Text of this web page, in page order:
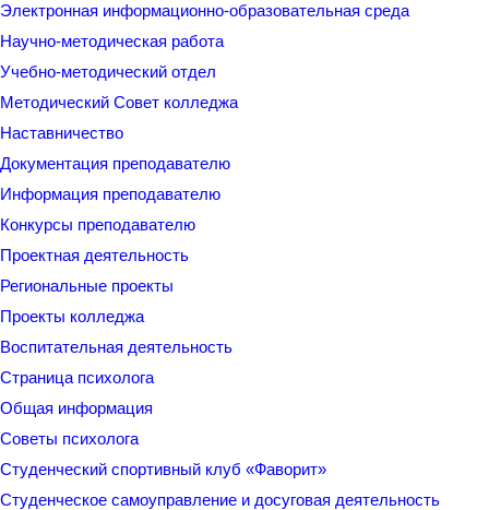
Электронная информационно-образовательная среда
Научно-методическая работа
Учебно-методический отдел
Методический Совет колледжа
Наставничество
Документация преподавателю
Информация преподавателю
Конкурсы преподавателю
Проектная деятельность
Региональные проекты
Проекты колледжа
Воспитательная деятельность
Страница психолога
Общая информация
Советы психолога
Студенческий спортивный клуб «Фаворит»
Студенческое самоуправление и досуговая деятельность